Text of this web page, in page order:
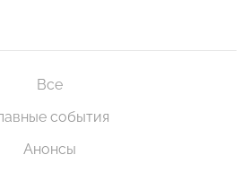
Все
события
Анонсы